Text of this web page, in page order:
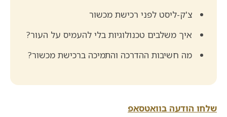
צ'ק-ליסט לפני רכישת מכשור
איך משלבים טכנולוגיות בלי להעמיס על העור?
מה חשיבות ההדרכה והתמיכה ברכישת מכשור?
שלחו הודעה בוואטסאפ